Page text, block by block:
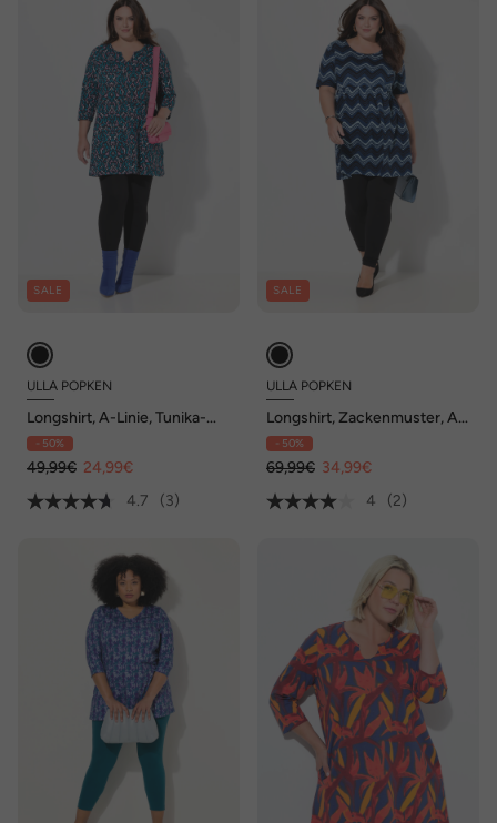
SALE
ULLA POPKEN
Longshirt, A-Linie, Tunika-
Ausschnitt, 3/4-Arm
- 50%
49,99€ 24,99€
4.7
(3)
SALE
ULLA POPKEN
Longshirt, Zackenmuster, A-
Linie, Rundhals, 3/4-Arm
- 50%
69,99€ 34,99€
4
(2)